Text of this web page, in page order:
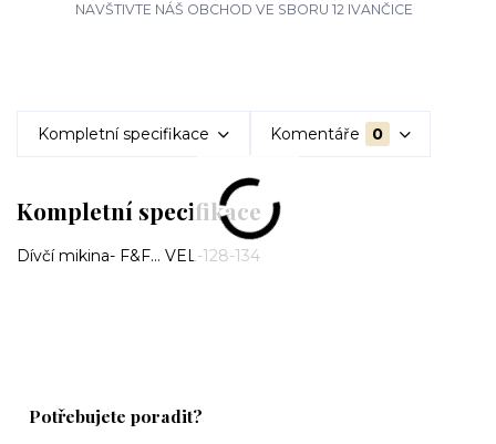
NAVŠTIVTE NÁŠ OBCHOD VE SBORU 12 IVANČICE
Kompletní specifikace Komentáře 0
Kompletní specifikace
Dívčí mikina- F&F... VEL-128-134
Potřebujete poradit?